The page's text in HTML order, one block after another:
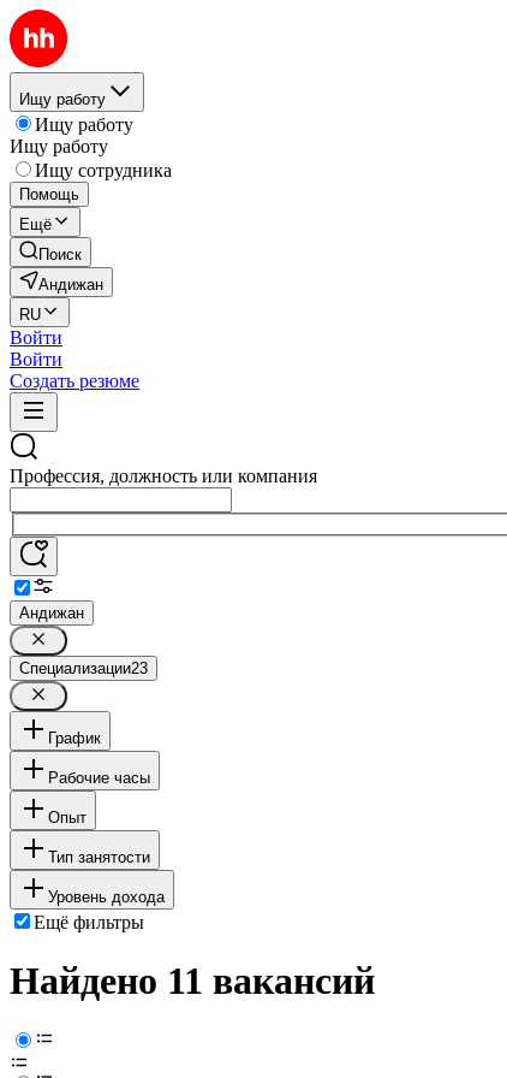
Ищу работу
Ищу работу
Ищу работу
Ищу сотрудника
Помощь
Ещё
Поиск
Андижан
RU
Войти
Войти
Создать резюме
Профессия, должность или компания
Андижан
Специализации23
График
Рабочие часы
Опыт
Тип занятости
Уровень дохода
Ещё фильтры
Найдено 11 вакансий